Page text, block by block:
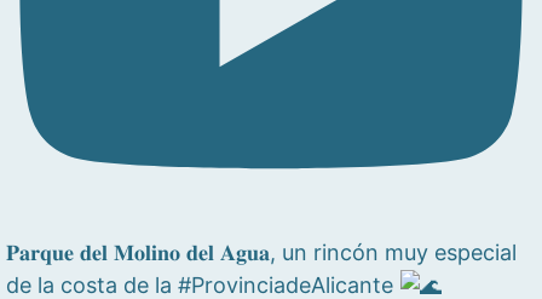
𝐏𝐚𝐫𝐪𝐮𝐞 𝐝𝐞𝐥 𝐌𝐨𝐥𝐢𝐧𝐨 𝐝𝐞𝐥 𝐀𝐠𝐮𝐚, un rincón muy especial
de la costa de la #ProvinciadeAlicante